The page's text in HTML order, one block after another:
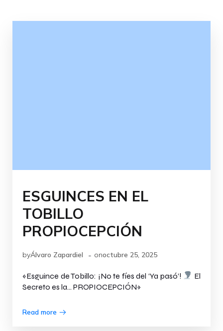
ESGUINCES EN EL
TOBILLO
PROPIOCEPCIÓN
byÁlvaro Zapardiel - onoctubre 25, 2025
«Esguince de Tobillo: ¡No te fíes del ‘Ya pasó’!
El
Secreto es la… PROPIOCEPCIÓN»
Read more